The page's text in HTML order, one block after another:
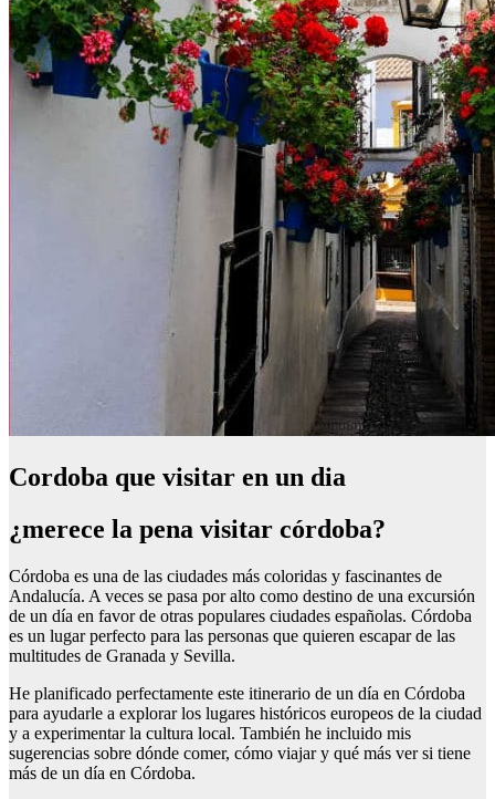
Cordoba que visitar en un dia
¿merece la pena visitar córdoba?
Córdoba es una de las ciudades más coloridas y fascinantes de
Andalucía. A veces se pasa por alto como destino de una excursión
de un día en favor de otras populares ciudades españolas. Córdoba
es un lugar perfecto para las personas que quieren escapar de las
multitudes de Granada y Sevilla.
He planificado perfectamente este itinerario de un día en Córdoba
para ayudarle a explorar los lugares históricos europeos de la ciudad
y a experimentar la cultura local. También he incluido mis
sugerencias sobre dónde comer, cómo viajar y qué más ver si tiene
más de un día en Córdoba.